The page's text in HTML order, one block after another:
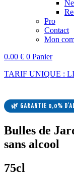
Pro
Contact
Mon
0.00 € 0 Panier
TARIF UNIQUE :
🌿 GARANTIE 0,0%
Bulles de
sans alcool
75cl